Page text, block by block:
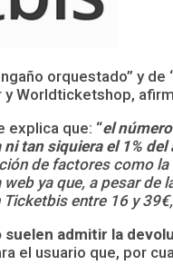
orquestado” y
Worldticketshop,
explica que: “el
tan siquiera el 1%
de factores como
ya que, a pesar
entre 16 y 39€
admitir la
el usuario que, por